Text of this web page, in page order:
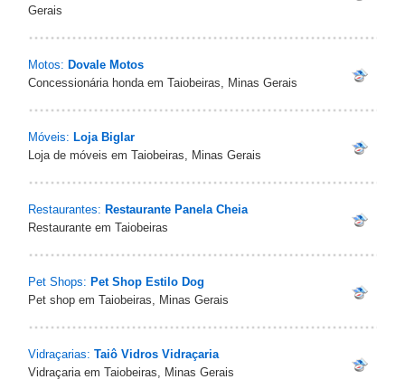
Gerais
Motos: Dovale Motos
Concessionária honda em Taiobeiras, Minas Gerais
Móveis: Loja Biglar
Loja de móveis em Taiobeiras, Minas Gerais
Restaurantes: Restaurante Panela Cheia
Restaurante em Taiobeiras
Pet Shops: Pet Shop Estilo Dog
Pet shop em Taiobeiras, Minas Gerais
Vidraçarias: Taiô Vidros Vidraçaria
Vidraçaria em Taiobeiras, Minas Gerais